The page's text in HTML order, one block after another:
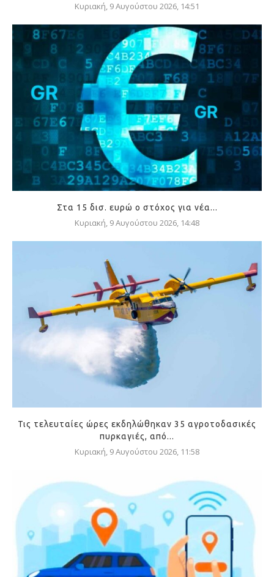
Κυριακή, 9 Αυγούστου 2026, 14:51
Στα 15 δισ. ευρώ ο στόχος για νέα...
Κυριακή, 9 Αυγούστου 2026, 14:48
Τις τελευταίες ώρες εκδηλώθηκαν 35 αγροτοδασικές
πυρκαγιές, από...
Κυριακή, 9 Αυγούστου 2026, 11:58